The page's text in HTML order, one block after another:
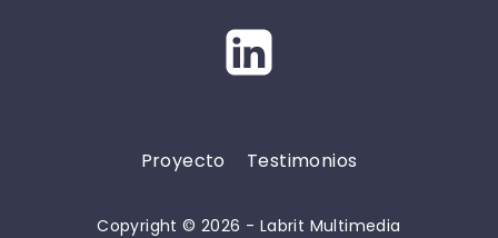
Proyecto Testimonios
Copyright © 2026 - Labrit Multimedia